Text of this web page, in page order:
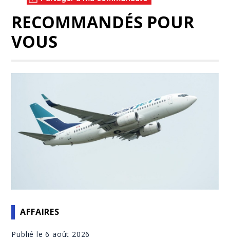
RECOMMANDÉS POUR
VOUS
AFFAIRES
Publié le 6 août 2026